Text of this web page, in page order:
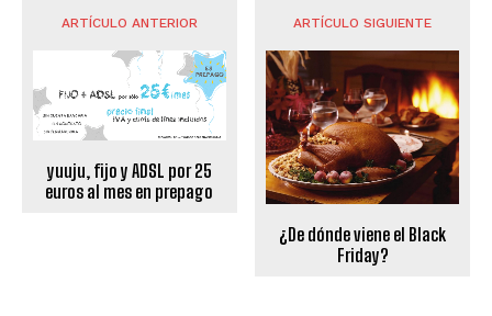
ARTÍCULO ANTERIOR
yuuju, fijo y ADSL por 25
euros al mes en prepago
ARTÍCULO SIGUIENTE
¿De dónde viene el Black
Friday?